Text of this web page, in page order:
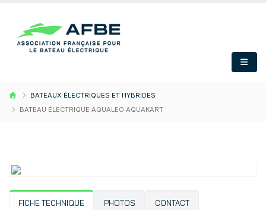
BATEAUX ÉLECTRIQUES ET HYBRIDES
BATEAU ÉLECTRIQUE AQUALEO AQUAKART
FICHE TECHNIQUE PHOTOS CONTACT